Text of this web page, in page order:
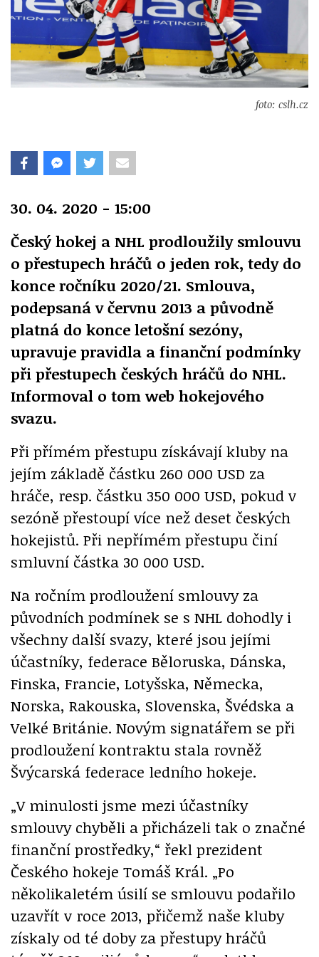
foto: cslh.cz
30. 04. 2020 - 15:00
Český hokej a NHL prodloužily smlouvu
o přestupech hráčů o jeden rok, tedy do
konce ročníku 2020/21. Smlouva,
podepsaná v červnu 2013 a původně
platná do konce letošní sezóny,
upravuje pravidla a finanční podmínky
při přestupech českých hráčů do NHL.
Informoval o tom web hokejového
svazu.
Při přímém přestupu získávají kluby na
jejím základě částku 260 000 USD za
hráče, resp. částku 350 000 USD, pokud v
sezóně přestoupí více než deset českých
hokejistů. Při nepřímém přestupu činí
smluvní částka 30 000 USD.
Na ročním prodloužení smlouvy za
původních podmínek se s NHL dohodly i
všechny další svazy, které jsou jejími
účastníky, federace Běloruska, Dánska,
Finska, Francie, Lotyšska, Německa,
Norska, Rakouska, Slovenska, Švédska a
Velké Británie. Novým signatářem se při
prodloužení kontraktu stala rovněž
Švýcarská federace ledního hokeje.
„V minulosti jsme mezi účastníky
smlouvy chyběli a přicházeli tak o značné
finanční prostředky,“ řekl prezident
Českého hokeje Tomáš Král. „Po
několikaletém úsilí se smlouvu podařilo
uzavřít v roce 2013, přičemž naše kluby
získaly od té doby za přestupy hráčů